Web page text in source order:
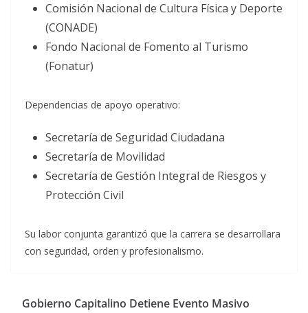
Comisión Nacional de Cultura Física y Deporte
(CONADE)
Fondo Nacional de Fomento al Turismo
(Fonatur)
Dependencias de apoyo operativo:
Secretaría de Seguridad Ciudadana
Secretaría de Movilidad
Secretaría de Gestión Integral de Riesgos y
Protección Civil
Su labor conjunta garantizó que la carrera se desarrollara
con seguridad, orden y profesionalismo.
Gobierno Capitalino Detiene Evento Masivo